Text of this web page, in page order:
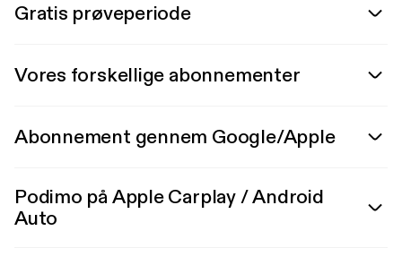
Gratis prøveperiode
Vores forskellige abonnementer
Abonnement gennem Google/Apple
Podimo på Apple Carplay / Android
Auto